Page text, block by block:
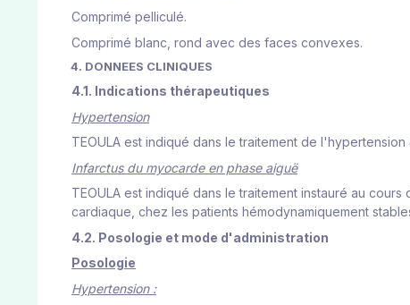
Comprimé pelliculé.
Comprimé blanc, rond avec des faces convexes.
4. DONNEES CLINIQUES
4.1. Indications thérapeutiques
Hypertension
TEOULA est indiqué dans le traitement de
Infarctus du myocarde en phase aiguë
TEOULA est indiqué dans le traitement instauré au
cardiaque, chez les patients hémodynamiquement
4.2. Posologie et mode d'administration
Posologie
Hypertension :